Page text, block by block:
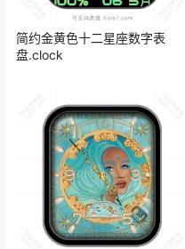
简约金黄色十二星座数字表
盘.clock